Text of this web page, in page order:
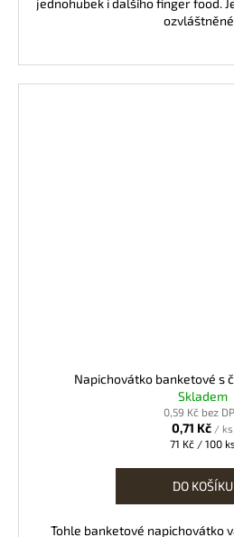
Napichovátko banketové s
Skladem
0,59 Kč bez
0,71 Kč / ks
Měrná
71 Kč / 100
DO KOŠÍKU
Tohle banketové napichovátko